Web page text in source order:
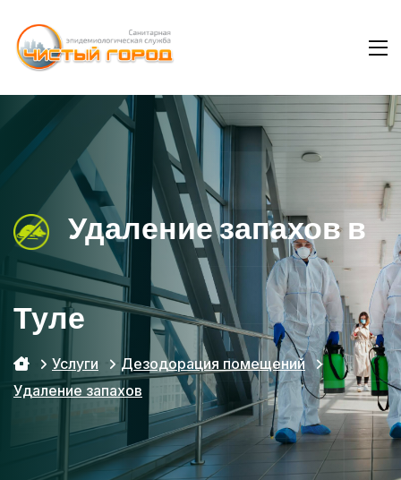
Удаление запахов в
Туле
Услуги
Дезодорация помещений
Удаление запахов